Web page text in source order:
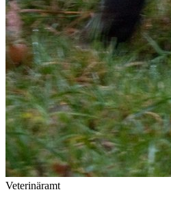
Veterinäramt